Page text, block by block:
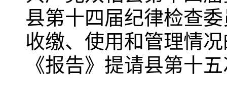
县第十四届纪律检查
收缴、使用和管理情
《报告》提请县第十